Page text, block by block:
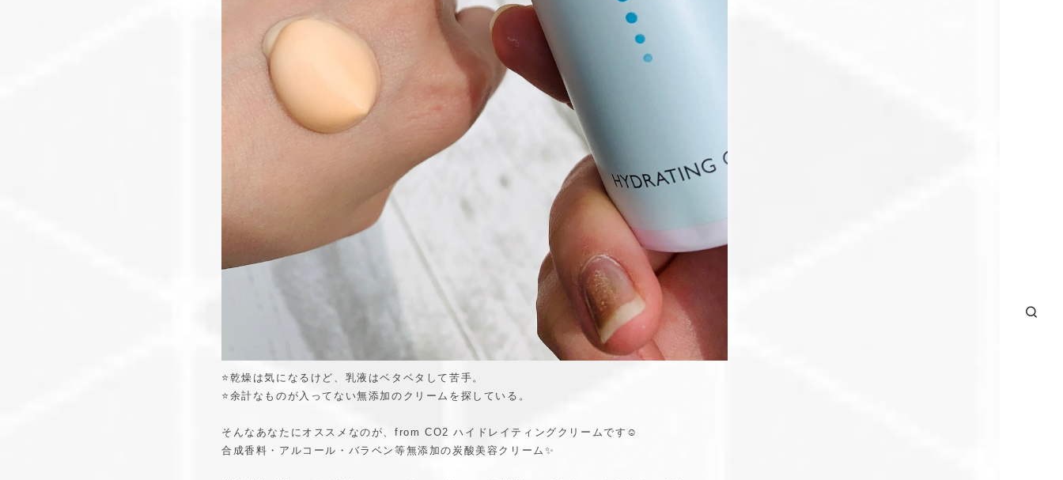
⭐️乾燥は気になるけど、乳液はベタベタして苦手。
⭐️余計なものが入ってない無添加のクリームを探している。
そんなあなたにオススメなのが、from CO2 ハイドレイティングクリームです☺️
合成香料・アルコール・バラベン等無添加の炭酸美容クリーム✨